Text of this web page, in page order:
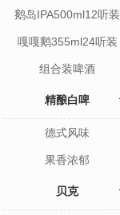
鹅岛IPA500ml12听装
嘎嘎鹅355ml24听装
组合装啤酒
精酿白啤
德式风味
果香浓郁
贝克